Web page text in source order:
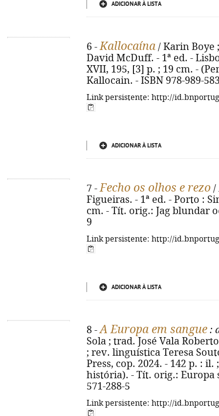
ADICIONAR À LISTA
6 -Kallocaína / Karin Boye
David McDuff. - 1ª ed. -
XVII, 195, [3] p. ; 19 cm. -
Kallocain. - ISBN 978-989-
Link persistente: http://
ADICIONAR À LISTA
7 -Fecho os olhos e rezo /
Figueiras. - 1ª ed. - Porto :
cm. - Tít. orig.: Jag blundar
9
Link persistente: http://
ADICIONAR À LISTA
8 -A Europa em sangue :
Sola ; trad. José Vala
; rev. linguística Teresa
Press, cop. 2024. - 142 p. :
história). - Tít. orig.: Europa
571-288-5
Link persistente: http://